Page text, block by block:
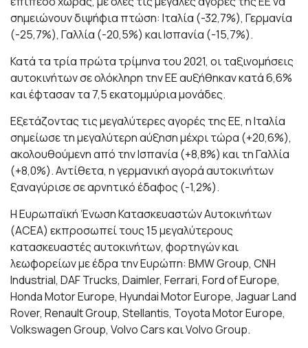
σημειώνουν διψήφια πτώση: Ιταλία (-32,7%), Γερμανία
(-25,7%), Γαλλία (-20,5%) και Ισπανία (-15,7%).
Κατά τα τρία πρώτα τρίμηνα του 2021, οι ταξινομήσεις
αυτοκινήτων σε ολόκληρη την ΕΕ αυξήθηκαν κατά 6,6%
και έφτασαν τα 7,5 εκατομμύρια μονάδες.
Εξετάζοντας τις μεγαλύτερες αγορές της ΕΕ, η Ιταλία
σημείωσε τη μεγαλύτερη αύξηση μέχρι τώρα (+20,6%),
ακολουθούμενη από την Ισπανία (+8,8%) και τη Γαλλία
(+8,0%). Αντίθετα, η γερμανική αγορά αυτοκινήτων
ξαναγύρισε σε αρνητικό έδαφος (-1,2%).
Η Ευρωπαϊκή Ένωση Κατασκευαστών Αυτοκινήτων
(ACEA) εκπροσωπεί τους 15 μεγαλύτερους
κατασκευαστές αυτοκινήτων, φορτηγών και
λεωφορείων με έδρα την Ευρώπη: BMW Group, CNH
Industrial, DAF Trucks, Daimler, Ferrari, Ford of Europe,
Honda Motor Europe, Hyundai Motor Europe, Jaguar Land
Rover, Renault Group, Stellantis, Toyota Motor Europe,
Volkswagen Group, Volvo Cars και Volvo Group.